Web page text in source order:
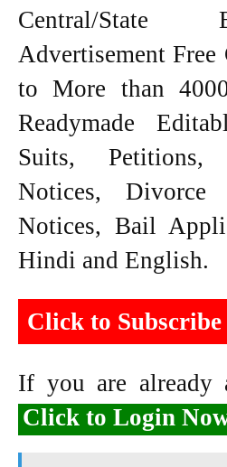
Central/State
Advertisement Free
to More than
Readymade
Suits,
Notices, Divorce
Notices, Bail
Hindi and English.
Click to Subscribe
If you are already
Click to Login